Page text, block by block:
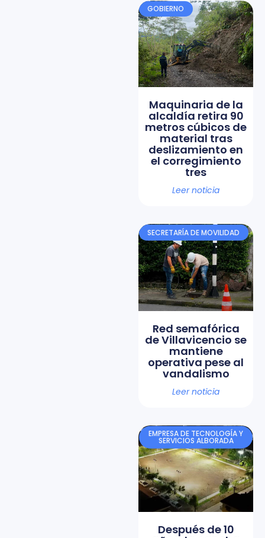
GOBIERNO
Maquinaria de la
alcaldía retira 90
metros cúbicos de
material tras
deslizamiento en
el corregimiento
tres
Leer noticia
SECRETARÍA DE MOVILIDAD
Red semafórica
de Villavicencio se
mantiene
operativa pese al
vandalismo
Leer noticia
EMPRESA DE TECNOLOGÍA Y
SERVICIOS ALBORADA
Después de 10